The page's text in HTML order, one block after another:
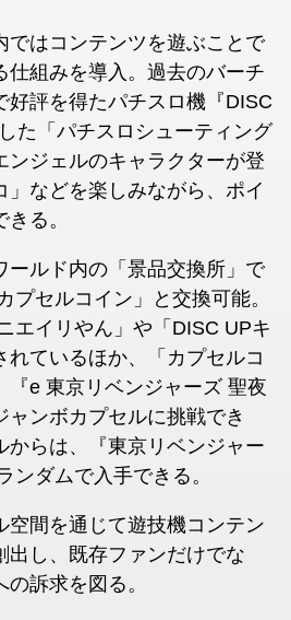
ではコンテンツを遊ぶことで
仕組みを導入。過去のバーチ
好評を得たパチスロ機『DISC
た「パチスロシューティング
ンジェルのキャラクターが登
」などを楽しみながら、ポイ
る。
ールド内の「景品交換所」で
プセルコイン」と交換可能。
エイリやん」や「DISC UPキ
れているほか、「カプセルコ
『e 東京リベンジャーズ 聖夜
ンボカプセルに挑戦でき
からは、『東京リベンジャー
ンダムで入手できる。
空間を通じて遊技機コンテン
出し、既存ファンだけでな
訴求を図る。